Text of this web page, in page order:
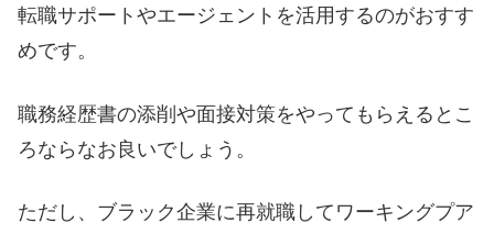
転職サポートやエージェントを活用するのがおすす
めです。
職務経歴書の添削や面接対策をやってもらえるとこ
ろならなお良いでしょう。
ただし、ブラック企業に再就職してワーキングプア